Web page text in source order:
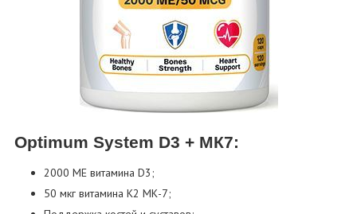
Optimum System D3 + МК7:
2000 МЕ витамина D3;
50 мкг витамина K2 МК-7;